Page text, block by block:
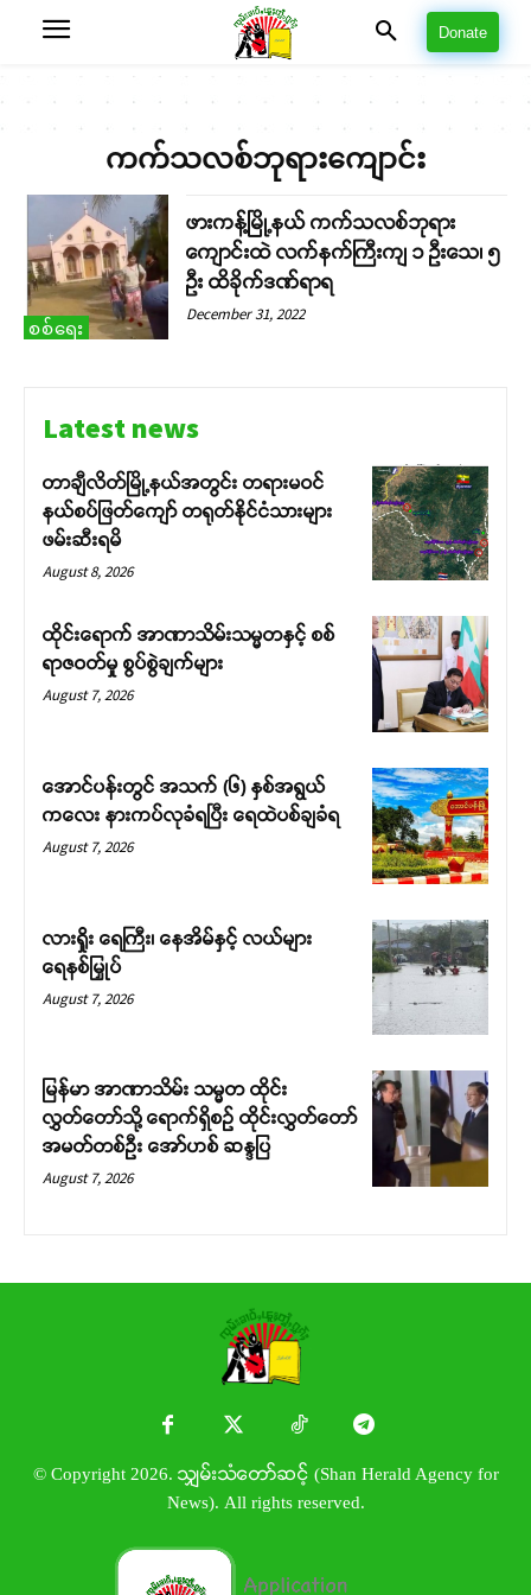
Donate
ကက်သလစ်ဘုရားကျောင်း
စစ်ရေး
ဖားကန့်မြို့နယ် ကက်သလစ်ဘုရား
ကျောင်းထဲ လက်နက်ကြီးကျ ၁ ဦးသေ၊ ၅
ဦး ထိခိုက်ဒဏ်ရာရ
December 31, 2022
Latest news
တာချီလိတ်မြို့နယ်အတွင်း တရားမဝင်
နယ်စပ်ဖြတ်ကျော် တရုတ်နိုင်ငံသားများ
ဖမ်းဆီးရမိ
August 8, 2026
ထိုင်းရောက် အာဏာသိမ်းသမ္မတနှင့် စစ်
ရာဇဝတ်မှု စွပ်စွဲချက်များ
August 7, 2026
အောင်ပန်းတွင် အသက် (၆) နှစ်အရွယ်
ကလေး နားကပ်လုခံရပြီး ရေထဲပစ်ချခံရ
August 7, 2026
လားရှိုး ရေကြီး၊ နေအိမ်နှင့် လယ်များ
ရေနစ်မြှုပ်
August 7, 2026
မြန်မာ အာဏာသိမ်း သမ္မတ ထိုင်း
လွှတ်တော်သို့ ရောက်ရှိစဉ် ထိုင်းလွှတ်တော်
အမတ်တစ်ဦး အော်ဟစ် ဆန္ဒပြ
August 7, 2026
© Copyright 2026. သျှမ်းသံတော်ဆင့် (Shan Herald Agency for
News). All rights reserved.